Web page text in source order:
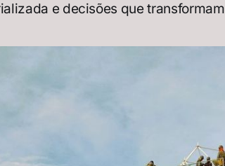
e decisões que